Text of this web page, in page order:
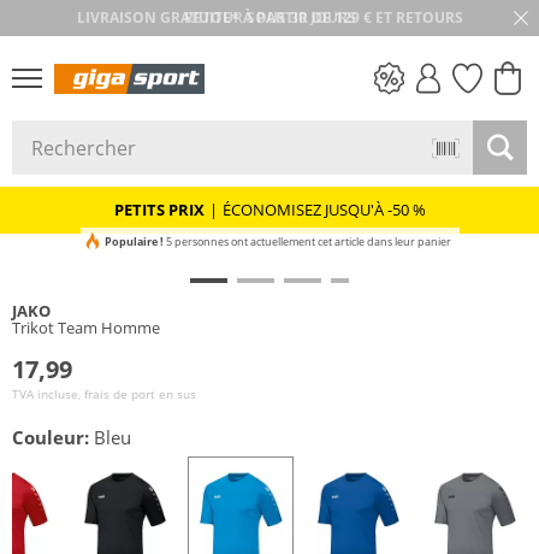
RETOUR SOUS 30 JOURS
PETITS PRIX | ÉCONOMISEZ JUSQU'À -50 %
Populaire ! 5 personnes ont actuellement cet article dans leur panier
JAKO
Trikot Team Homme
17,99
TVA incluse, frais de port en sus
Couleur: Bleu